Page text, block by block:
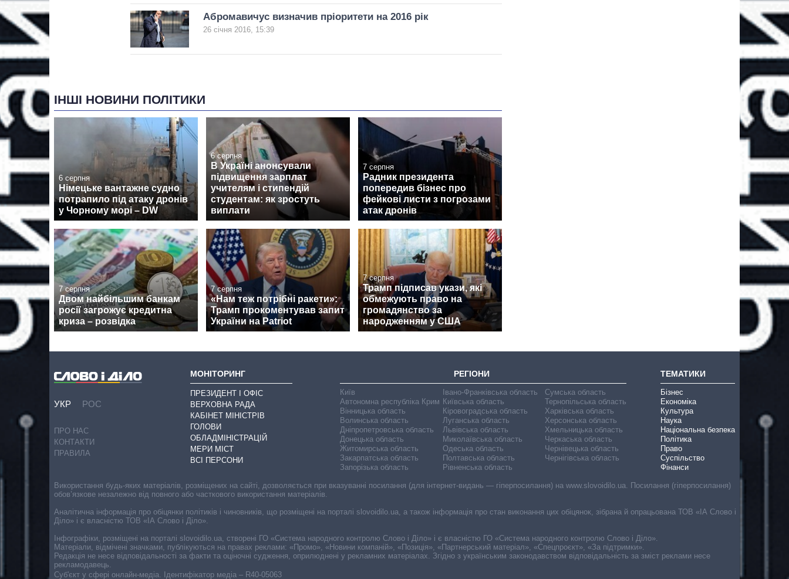
Абромавичус визначив пріоритети на 2016 рік
26 січня 2016, 15:39
ІНШІ НОВИНИ ПОЛІТИКИ
6 серпня
Німецьке вантажне судно
потрапило під атаку дронів
у Чорному морі – DW
6 серпня
В Україні анонсували
підвищення зарплат
учителям і стипендій
студентам: як зростуть
виплати
7 серпня
Радник президента
попередив бізнес про
фейкові листи з погрозами
атак дронів
7 серпня
Двом найбільшим банкам
росії загрожує кредитна
криза – розвідка
7 серпня
«Нам теж потрібні ракети»:
Трамп прокоментував запит
України на Patriot
7 серпня
Трамп підписав укази, які
обмежують право на
громадянство за
народженням у США
УКР РОС
ПРО НАС
КОНТАКТИ
ПРАВИЛА
МОНІТОРИНГ
ПРЕЗИДЕНТ І ОФІС
ВЕРХОВНА РАДА
КАБІНЕТ МІНІСТРІВ
ГОЛОВИ
ОБЛАДМІНІСТРАЦІЙ
МЕРИ МІСТ
ВСІ ПЕРСОНИ
РЕГІОНИ
Київ
Автономна республіка Крим
Вінницька область
Волинська область
Дніпропетровська область
Донецька область
Житомирська область
Закарпатська область
Запорізька область
Івано-Франківська область
Київська область
Кіровоградська область
Луганська область
Львівська область
Миколаївська область
Одеська область
Полтавська область
Рівненська область
Сумська область
Тернопільська область
Харківська область
Херсонська область
Хмельницька область
Черкаська область
Чернівецька область
Чернігівська область
ТЕМАТИКИ
Бізнес
Економіка
Культура
Наука
Національна безпека
Політика
Право
Суспільство
Фінанси
Cуб'єкт у сфері онлайн-медіа. Ідентифікатор медіа – R40-05063
Використання будь-яких матеріалів, розміщених на сайті, дозволяється при вказуванні посилання (для інтернет-видань — гіперпосилання) на www.slovoidilo.ua. Посилання (гіперпосилання)
обов’язкове незалежно від повного або часткового використання матеріалів.
Аналітична інформація про обіцянки політиків і чиновників, що розміщені на порталі slovoidilo.ua, а також інформація про стан виконання цих обіцянок, зібрана й опрацьована ТОВ «ІА Слово і
Діло» і є власністю ТОВ «ІА Слово і Діло».
Інфографіки, розміщені на порталі slovoidilo.ua, створені ГО «Система народного контролю Слово і Діло» і є власністю ГО «Система народного контролю Слово і Діло».
Матеріали, відмічені значками, публікуються на правах реклами: «Промо», «Новини компаній», «Позиція», «Партнерський матеріал», «Спецпроєкт», «За підтримки».
Редакція не несе відповідальності за факти та оціночні судження, оприлюднені у рекламних матеріалах. Згідно з українським законодавством відповідальність за зміст реклами несе
рекламодавець.